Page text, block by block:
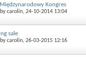
Kongres
carolin, 24-10-2014 13:04
sale
carolin, 26-03-2015 12:16